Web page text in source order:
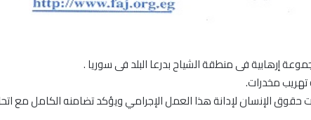
فى منطقة الشياح بدرعا البلد فى سوريا .
تهريب مخدرات.
حقوق الإنسان لإدانة هذا العمل الإجرامي ويؤكد تضامنه الكامل مع
مع الزميل الهاشمي
للصحفيين